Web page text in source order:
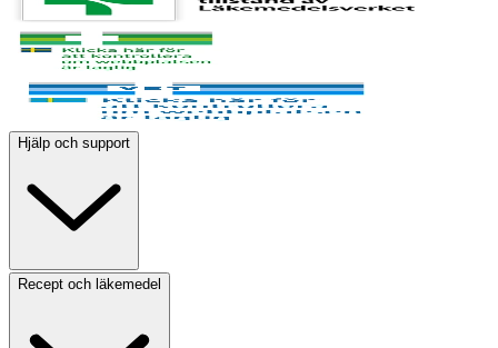
Hjälp och support
Recept och läkemedel